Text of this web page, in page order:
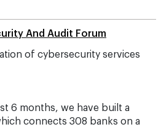
And Audit Forum
of cybersecurity services
6 months, we have built a
connects 308 banks on a